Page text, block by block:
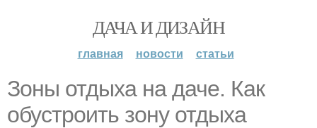
ДАЧА И ДИЗАЙН
главная новости статьи
Зоны отдыха на даче. Как
обустроить зону отдыха